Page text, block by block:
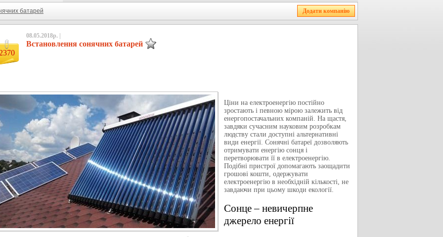
батарей
2370
08.05.2018р. |
Встановлення сонячних батарей
Ціни на електроенергію постійно
зростають і певною мірою залежить від
енергопостачальних компаній. На щастя,
завдяки сучасним науковим розробкам
людству стали доступні альтернативні
види енергії. Сонячні батареї дозволяють
отримувати енергію сонця і
перетворювати її в електроенергію.
Подібні пристрої допомагають заощадити
грошові кошти, одержувати
електроенергію в необхідній кількості, не
завдаючи при цьому шкоди екології.
Сонце – невичерпне
джерело енергії